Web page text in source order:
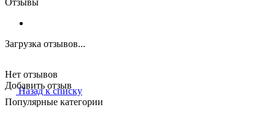
Загрузка отзывов...
Нет отзывов
Добавить отзыв
Назад к списку
Популярные категории